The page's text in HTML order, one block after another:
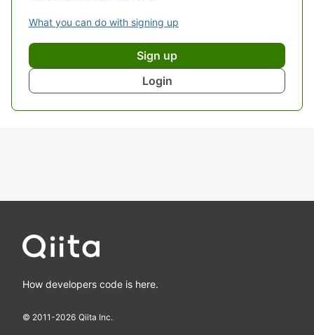
What you can do with signing up
Sign up
Login
How developers code is here.
© 2011-2026 Qiita Inc.